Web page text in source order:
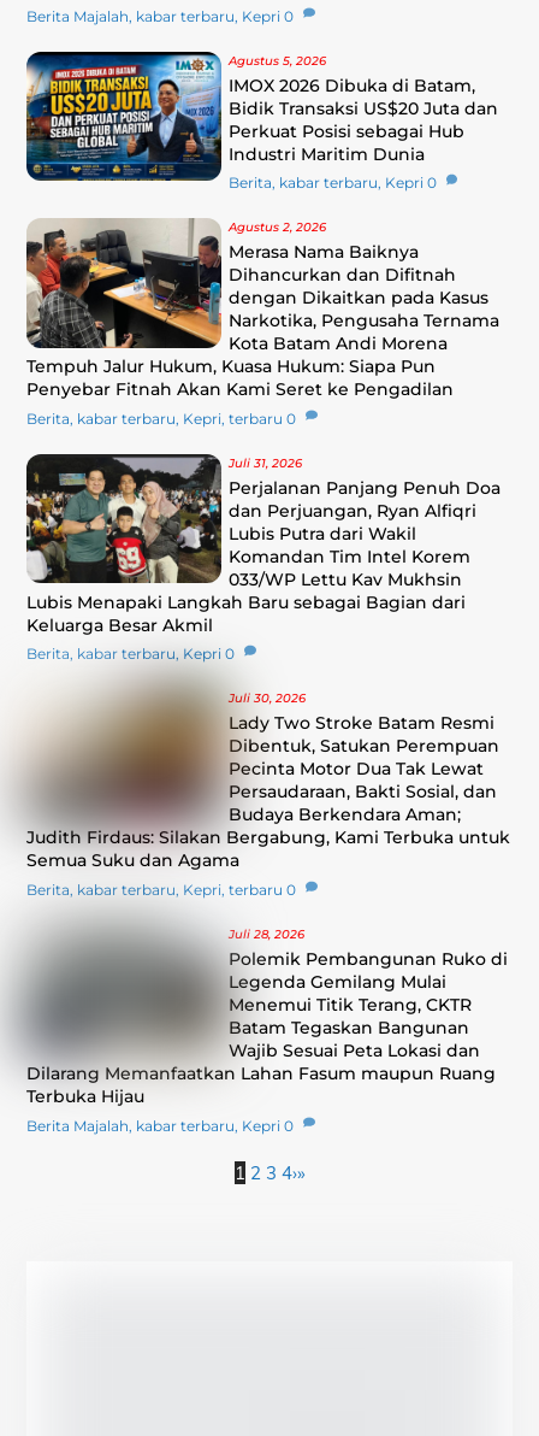
Berita Majalah, kabar terbaru, Kepri 0
Agustus 5, 2026
‎IMOX 2026 Dibuka di Batam,
Bidik Transaksi US$20 Juta dan
Perkuat Posisi sebagai Hub
Industri Maritim Dunia
Berita, kabar terbaru, Kepri 0
Agustus 2, 2026
Merasa Nama Baiknya
Dihancurkan dan Difitnah
dengan Dikaitkan pada Kasus
Narkotika, Pengusaha Ternama
Kota Batam Andi Morena
Tempuh Jalur Hukum, Kuasa Hukum: Siapa Pun
Penyebar Fitnah Akan Kami Seret ke Pengadilan
Berita, kabar terbaru, Kepri,terbaru 0
Juli 31, 2026
Perjalanan Panjang Penuh Doa
dan Perjuangan, Ryan Alfiqri
Lubis Putra dari Wakil
Komandan Tim Intel Korem
033/WP Lettu Kav Mukhsin
Lubis Menapaki Langkah Baru sebagai Bagian dari
Keluarga Besar Akmil
Berita, kabar terbaru, Kepri 0
Juli 30, 2026
Lady Two Stroke Batam Resmi
Dibentuk, Satukan Perempuan
Pecinta Motor Dua Tak Lewat
Persaudaraan, Bakti Sosial, dan
Budaya Berkendara Aman;
Judith Firdaus: Silakan Bergabung, Kami Terbuka untuk
Semua Suku dan Agama
Berita, kabar terbaru, Kepri,terbaru 0
Juli 28, 2026
Polemik Pembangunan Ruko di
Legenda Gemilang Mulai
Menemui Titik Terang, CKTR
Batam Tegaskan Bangunan
Wajib Sesuai Peta Lokasi dan
Dilarang Memanfaatkan Lahan Fasum maupun Ruang
Terbuka Hijau
Berita Majalah, kabar terbaru, Kepri 0
1 2 3 4›»